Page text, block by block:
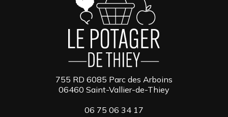
755 RD 6085 Parc des Arboins
06460 Saint-Vallier-de-Thiey
06 75 06 34 17